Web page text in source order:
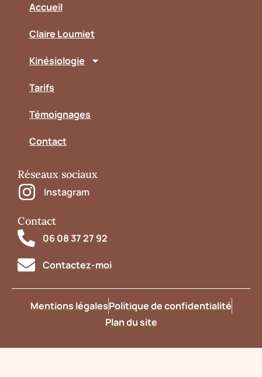
Accueil
Claire Loumiet
Kinésiologie
Tarifs
Témoignages
Contact
Réseaux sociaux
Instagram
Contact
06 08 37 27 92
Contactez-moi
Mentions légalesPolitique de confidentialité
Plan du site